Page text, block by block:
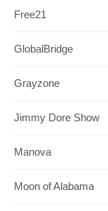
Free21
GlobalBridge
Grayzone
Jimmy Dore Show
Manova
Moon of Alabama